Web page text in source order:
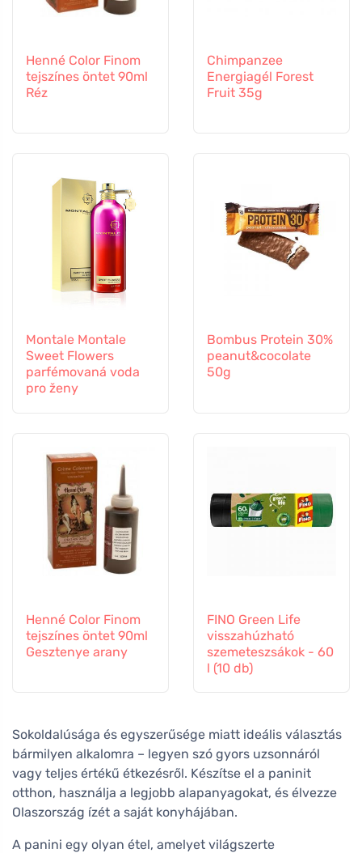
Henné Color Finom
tejszínes öntet 90ml
Réz
Chimpanzee
Energiagél Forest
Fruit 35g
Montale Montale
Sweet Flowers
parfémovaná voda
pro ženy
Bombus Protein 30%
peanut&cocolate
50g
Henné Color Finom
tejszínes öntet 90ml
Gesztenye arany
FINO Green Life
visszahúzható
szemeteszsákok - 60
l (10 db)
Sokoldalúsága és egyszerűsége miatt ideális választás
bármilyen alkalomra – legyen szó gyors uzsonnáról
vagy teljes értékű étkezésről. Készítse el a paninit
otthon, használja a legjobb alapanyagokat, és élvezze
Olaszország ízét a saját konyhájában.
A panini egy olyan étel, amelyet világszerte